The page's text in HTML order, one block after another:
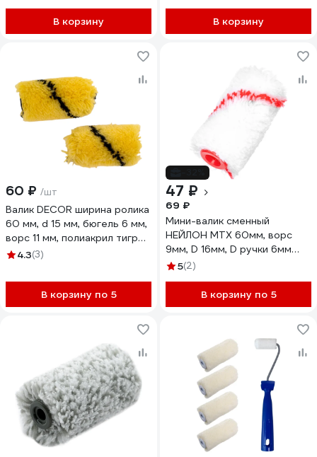
В корзину В корзину
60 ₽ /шт
Валик DECOR ширина ролика
60 мм, d 15 мм, бюгель 6 мм,
ворс 11 мм, полиакрил тигр
350-0055
4.3(3)
В корзину по 5
47 ₽
69 ₽
Мини-валик сменный
НЕЙЛОН MTX 60мм, ворс
9мм, D 16мм, D ручки 6мм
80607
5(2)
В корзину по 5